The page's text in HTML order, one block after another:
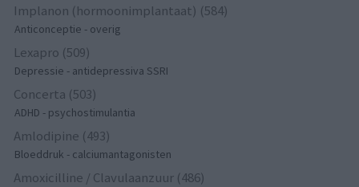
Implanon (hormoonimplantaat) (584)
Anticonceptie - overig
Lexapro (509)
Depressie - antidepressiva SSRI
Concerta (503)
ADHD - psychostimulantia
Amlodipine (493)
Bloeddruk - calciumantagonisten
Amoxicilline / Clavulaanzuur (486)